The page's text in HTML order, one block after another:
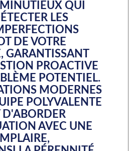
QUI
LES
DE VOTRE
GARANTISSANT
PROACTIVE
POTENTIEL.
MODERNES
POLYVALENTE
AVEC UNE